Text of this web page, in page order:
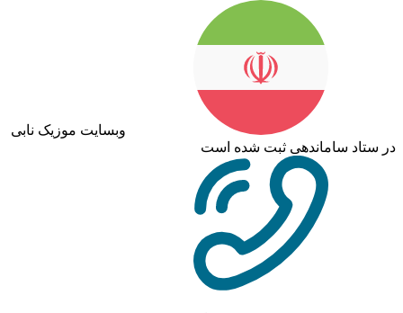
وبسایت موزیک نابی
در ستاد ساماندهی ثبت شده است